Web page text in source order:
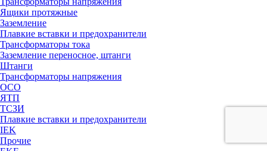
Ящики протяжные
Заземление
Плавкие вставки и предохранители
Трансформаторы тока
Заземление переносное, штанги
Штанги
Трансформаторы напряжения
ОСО
ЯТП
ТСЗИ
Плавкие вставки и предохранители
IEK
Прочие